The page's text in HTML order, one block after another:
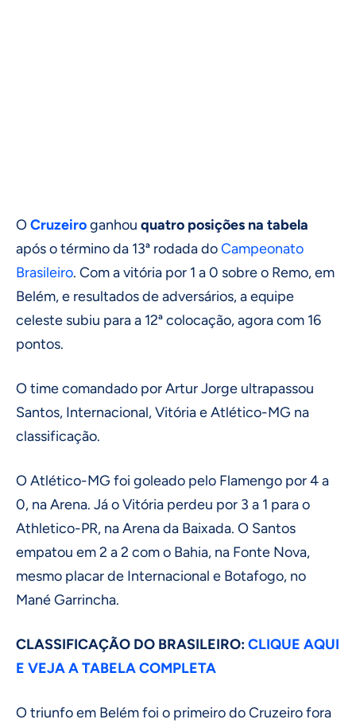
OCruzeiroganhou quatro posições na tabela
após o término da 13ª rodada doCampeonato
Brasileiro. Com a vitória por 1 a 0 sobre o Remo, em
Belém, e resultados de adversários, a equipe
celeste subiu para a 12ª colocação, agora com 16
pontos.
O time comandado por Artur Jorge ultrapassou
Santos, Internacional, Vitória e Atlético-MG na
classificação.
O Atlético-MG foi goleado pelo Flamengo por 4 a
0, na Arena. Já o Vitória perdeu por 3 a 1 para o
Athletico-PR, na Arena da Baixada. O Santos
empatou em 2 a 2 com o Bahia, na Fonte Nova,
mesmo placar de Internacional e Botafogo, no
Mané Garrincha.
CLASSIFICAÇÃO DO BRASILEIRO:CLIQUE AQUI
E VEJA A TABELA COMPLETA
O triunfo em Belém foi o primeiro do Cruzeiro fora